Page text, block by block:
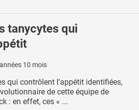
tanycytes qui
10 mois
qui contrôlent l'appétit identifiées,
de cette équipe de
: en effet, ces « ...